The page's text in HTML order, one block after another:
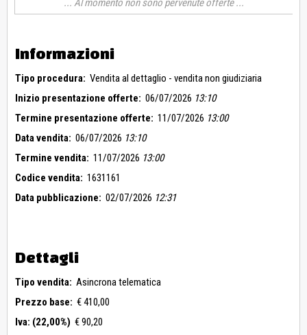
Al momento non sono pervenute offerte
Informazioni
Tipo procedura: Vendita al dettaglio - vendita non giudiziaria
Inizio presentazione offerte: 06/07/2026 13:10
Termine presentazione offerte: 11/07/2026 13:00
Data vendita: 06/07/2026 13:10
Termine vendita: 11/07/2026 13:00
Codice vendita: 1631161
Data pubblicazione: 02/07/2026 12:31
Dettagli
Tipo vendita: Asincrona telematica
Prezzo base: € 410,00
Iva: (22,00%) € 90,20